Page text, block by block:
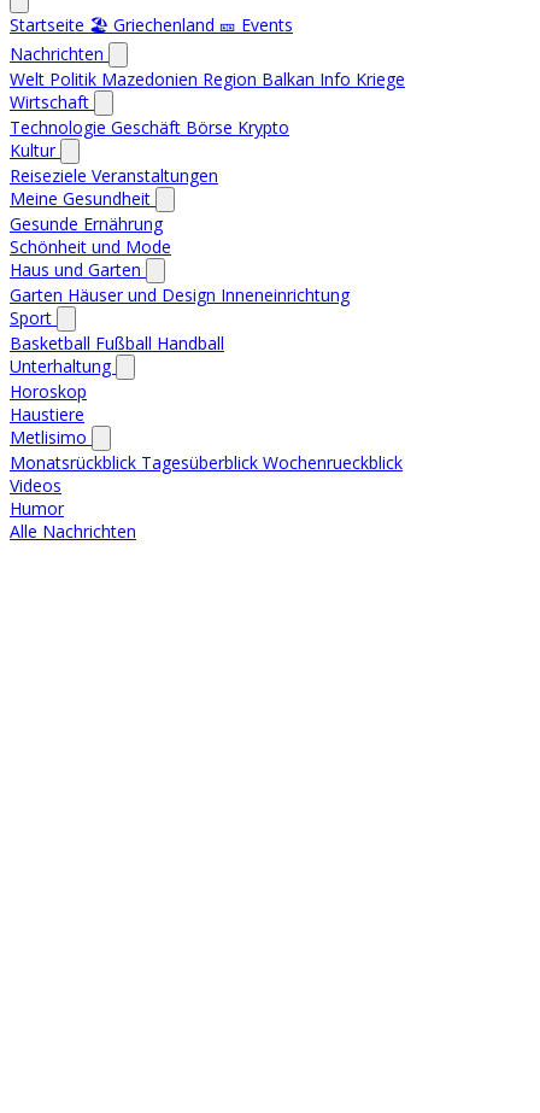
Startseite 🏖️ Griechenland 🎫 Events
Nachrichten
Welt Politik Mazedonien Region Balkan Info Kriege
Wirtschaft
Technologie Geschäft Börse Krypto
Kultur
Reiseziele Veranstaltungen
Meine Gesundheit
Gesunde Ernährung
Schönheit und Mode
Haus und Garten
Garten Häuser und Design Inneneinrichtung
Sport
Basketball Fußball Handball
Unterhaltung
Horoskop
Haustiere
Metlisimo
Monatsrückblick Tagesüberblick Wochenrueckblick
Videos
Humor
Alle Nachrichten